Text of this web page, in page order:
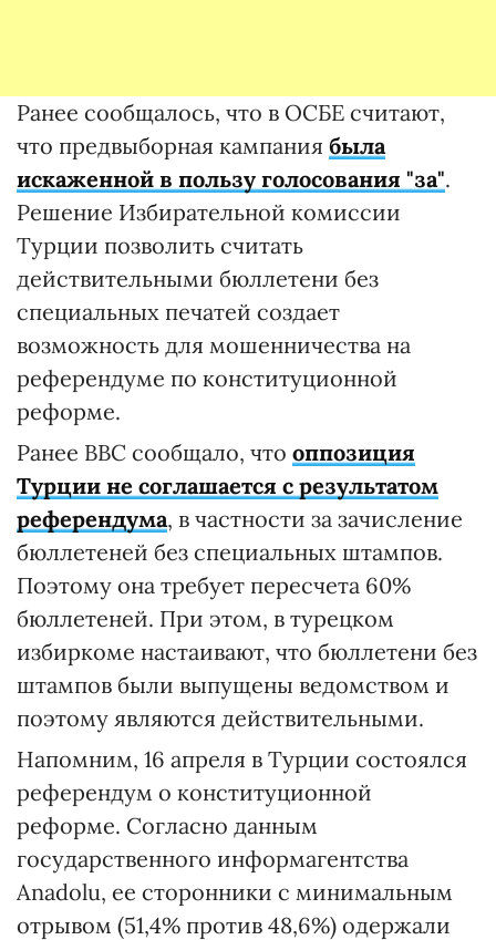
Ранее сообщалось, что в ОСБЕ считают,
что предвыборная кампания была
искаженной в пользу голосования "за".
Решение Избирательной комиссии
Турции позволить считать
действительными бюллетени без
специальных печатей создает
возможность для мошенничества на
референдуме по конституционной
реформе.
Ранее BBC сообщало, что оппозиция
Турции не соглашается с результатом
референдума, в частности за зачисление
бюллетеней без специальных штампов.
Поэтому она требует пересчета 60%
бюллетеней. При этом, в турецком
избиркоме настаивают, что бюллетени без
штампов были выпущены ведомством и
поэтому являются действительными.
Напомним, 16 апреля в Турции состоялся
референдум о конституционной
реформе. Согласно данным
государственного информагентства
Anadolu, ее сторонники с минимальным
отрывом (51,4% против 48,6%) одержали